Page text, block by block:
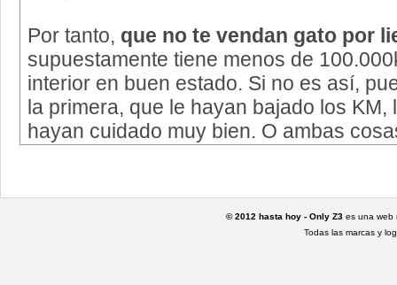
Por tanto, que no te vendan gato por
supuestamente tiene menos de
interior en buen estado. Si no es así,
la primera, que le hayan bajado los KM,
hayan cuidado muy bien. O ambas
© 2012 hasta hoy - Only Z3 es una web
Todas las marcas y